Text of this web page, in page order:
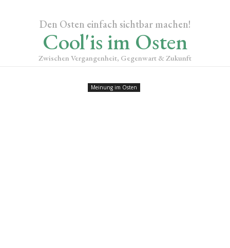
Den Osten einfach sichtbar machen!
Cool'is im Osten
Zwischen Vergangenheit, Gegenwart & Zukunft
Meinung im Osten